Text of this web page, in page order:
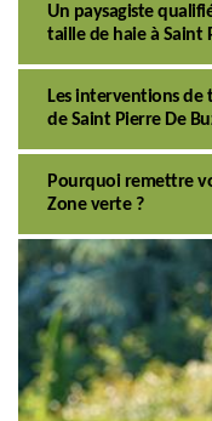
Un paysagiste
taille de haie à Saint
Les interventions de
de Saint Pierre De
Pourquoi remettre
Zone verte ?